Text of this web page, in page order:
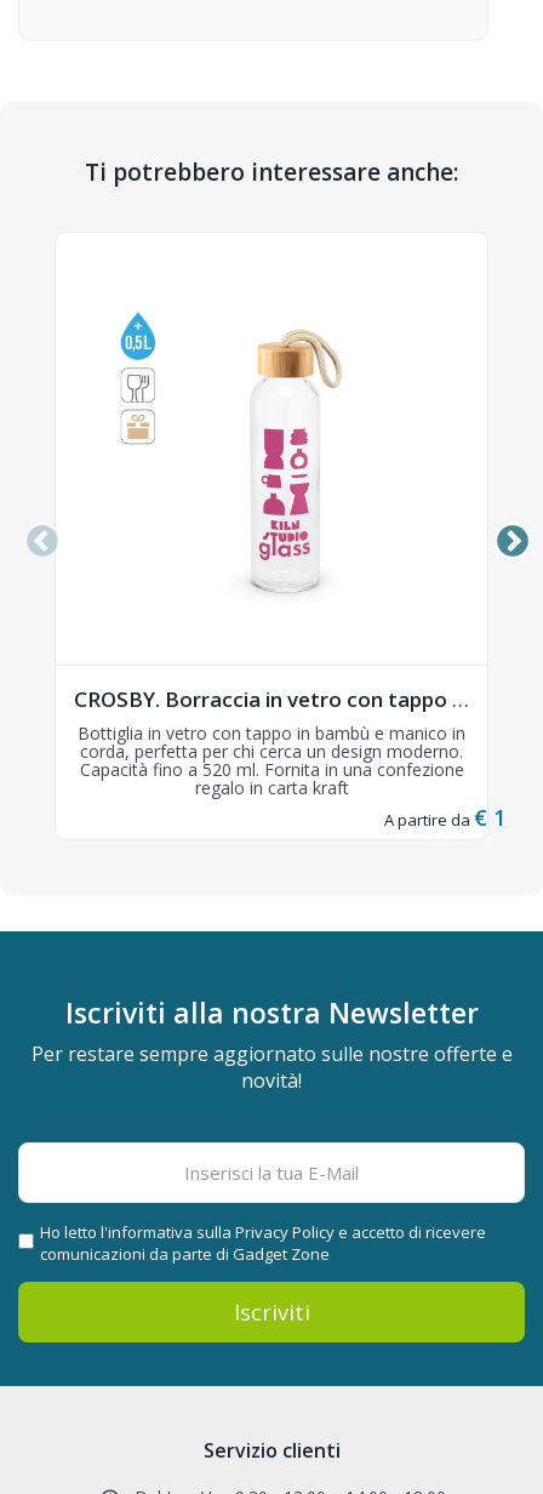
Ti potrebbero interessare anche:
CROSBY. Borraccia in vetro con tappo in bambù, 520 ml - 94449
Bottiglia in vetro con tappo in bambù e manico in
corda, perfetta per chi cerca un design moderno.
Capacità fino a 520 ml. Fornita in una confezione
regalo in carta kraft
€ 1,62
Iscriviti alla nostra Newsletter
Per restare sempre aggiornato sulle nostre offerte e
novità!
Iscriviti
Ho letto l'informativa sulla Privacy Policye accetto di ricevere
comunicazioni da parte di Gadget Zone
Servizio clienti